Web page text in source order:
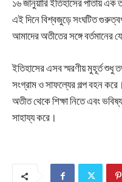
১৬ জানুয়ারি ইতিহাসের পাতায় এক
এই দিনে বিশ্বজুড়ে সংঘটিত
আমাদের অতীতের সঙ্গে বর্তমানের
ইতিহাসের এসব স্মরণীয় মুহূর্ত
সংগ্রাম ও সাফল্যের গল্প বহন
অতীত থেকে শিক্ষা নিতে এবং
সাহায্য করে।